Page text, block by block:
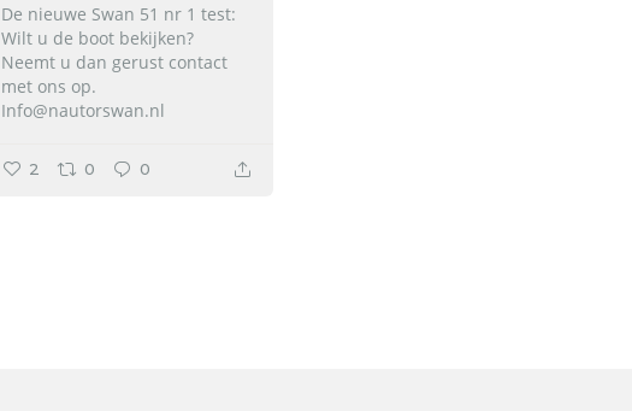
De nieuwe Swan 51 nr 1 test:
Wilt u de boot bekijken?
Neemt u dan gerust contact
met ons op.
Info@nautorswan.nl
2 0 0